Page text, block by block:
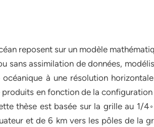
reposent sur un modèle
sans assimilation de données,
à une résolution
en fonction de la
thèse est basée sur la grille au 1/
et de 6 km vers les pôles de la